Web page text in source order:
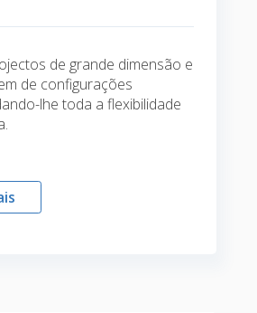
de grande dimensão e
de configurações
lhe toda a flexibilidade